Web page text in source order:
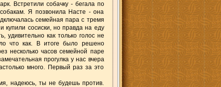
Встретили собачку - бегала по
Я позвонила Насте - она
семейная пара с тремя
купили сосиски, но правда на еду
удивительно как только голос не
что как. В итоге было решено
несколько часов семейной паре
прогулка у нас вчера
много. Первый раз за это
надеюсь, ты не будешь против.